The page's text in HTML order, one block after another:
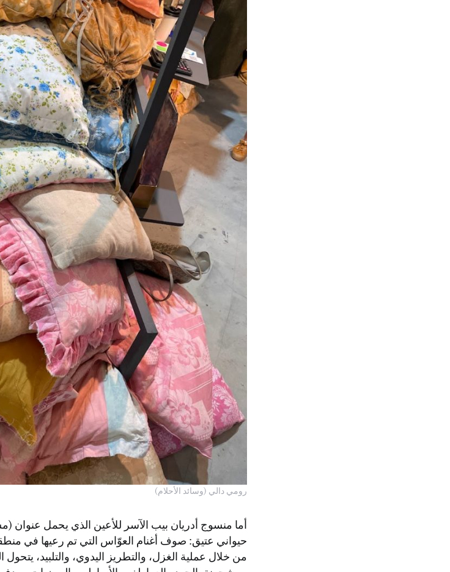
رومي دالي (وسائد الأحلام)
أما منسوج أدريان بيب الآسر للأعين الذي يحمل عنوان
حيواني عتيق: صوف أغنام العوّاس التي تم رعيها في
من خلال عملية الغزل، والتطريز اليدوي، والتلبيد،